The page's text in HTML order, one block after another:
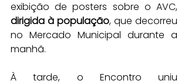
dirigida à população, que decorreu
no Mercado Municipal durante a
manhã.